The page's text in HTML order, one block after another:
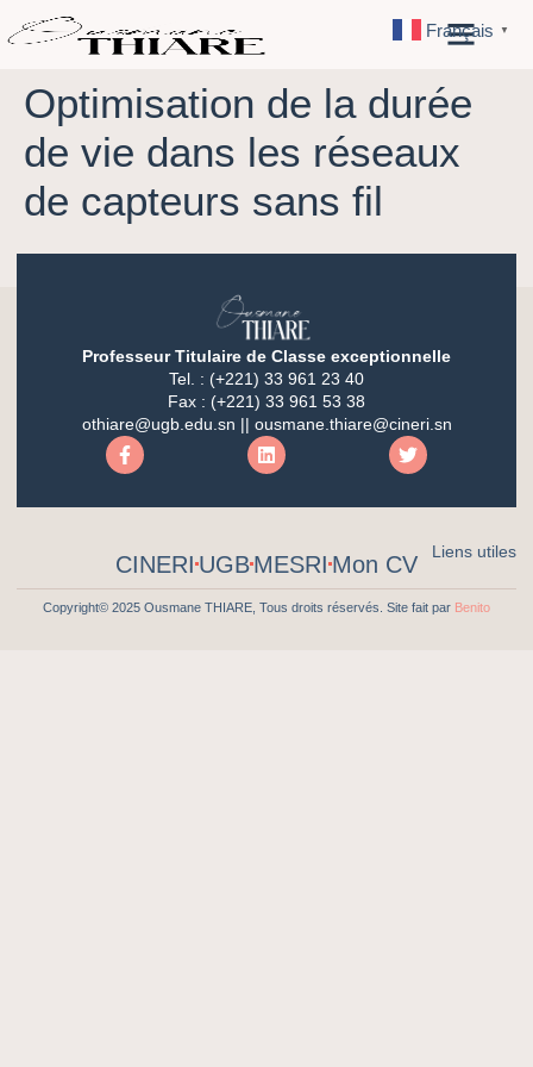
Optimisation de la durée
de vie dans les réseaux
de capteurs sans fil
Professeur Titulaire de Classe exceptionnelle
Tel. : (+221) 33 961 23 40
Fax : (+221) 33 961 53 38
othiare@ugb.edu.sn || ousmane.thiare@cineri.sn
Liens utiles
CINERI UGBMESRI Mon CV
Copyright© 2025 Ousmane THIARE, Tous droits réservés. Site fait par Benito
Français ▼